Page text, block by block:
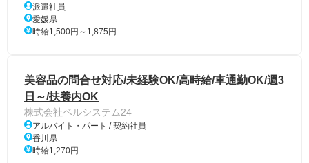
派遣社員
愛媛県
時給1,500円～1,875円
美容品の問合せ対応/未経験OK/高時給/車通勤OK/週3
日～/扶養内OK
株式会社ベルシステム24
アルバイト・パート / 契約社員
香川県
時給1,270円